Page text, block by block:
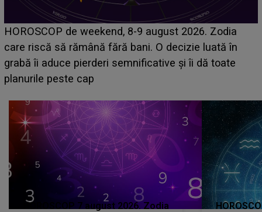
Emanuel a ținut ACEST DETALIU ASCUNS până
acum! În fața Alexandrei, concurentul din Casa Iubirii
face o MĂRTURISIRE NEAȘTEPTATĂ despre mama
sa: "I-am spus și ei în față, eu nu te iubesc pentru
HOROSCOP 7 august 2026. Zodia